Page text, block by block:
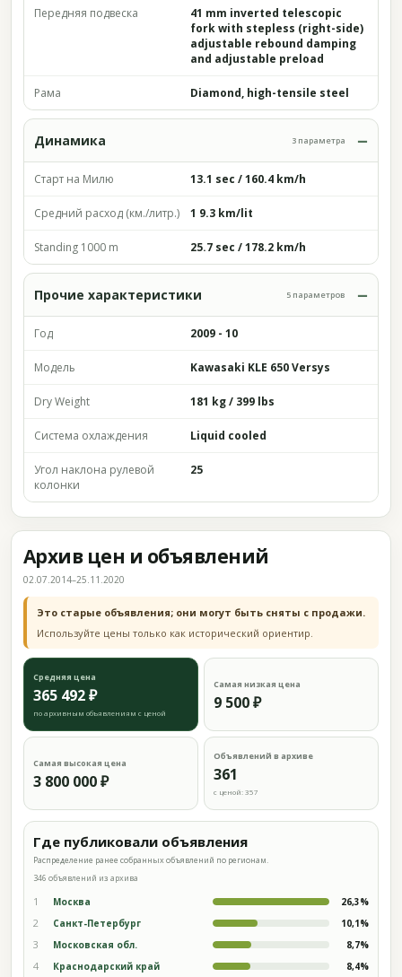
Передняя подвеска
41 mm inverted telescopic
fork with stepless (right-side)
adjustable rebound damping
and adjustable preload
Рама Diamond, high-tensile steel
Динамика 3 параметра
Старт на Милю 13.1 sec / 160.4 km/h
Средний расход (км./литр.) 1 9.3 km/lit
Standing 1000 m 25.7 sec / 178.2 km/h
Прочие характеристики 5 параметров
Год 2009 - 10
Модель Kawasaki KLE 650 Versys
Dry Weight 181 kg / 399 lbs
Система охлаждения Liquid cooled
Угол наклона рулевой
колонки
25
Архив цен и объявлений
02.07.2014–25.11.2020
Это старые объявления; они могут быть сняты с продажи.
Используйте цены только как исторический ориентир.
Средняя цена
365 492 ₽
по архивным объявлениям с ценой
Самая низкая цена
9 500 ₽
Самая высокая цена
3 800 000 ₽
Объявлений в архиве
361
с ценой: 357
Где публиковали объявления
Распределение ранее собранных объявлений по регионам.
346 объявлений из архива
1 Москва 26,3%
2 Санкт-Петербург 10,1%
3 Московская обл. 8,7%
4 Краснодарский край 8,4%